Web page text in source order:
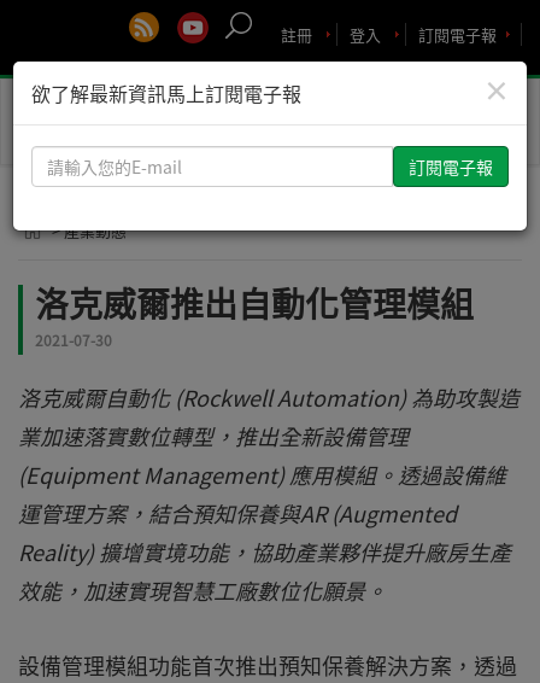
訂閱電子報
登入
註冊
Toggle
> 產業動態
洛克威爾推出自動化管理模組
2021-07-30
洛克威爾自動化 (Rockwell Automation) 為助攻製造
業加速落實數位轉型，推出全新設備管理
(Equipment Management) 應用模組。透過設備維
運管理方案，結合預知保養與AR (Augmented
Reality) 擴增實境功能，協助產業夥伴提升廠房生產
效能，加速實現智慧工廠數位化願景。
設備管理模組功能首次推出預知保養解決方案，透過
×
欲了解最新資訊馬上訂閱電子報
請
輸
您
E-
mail